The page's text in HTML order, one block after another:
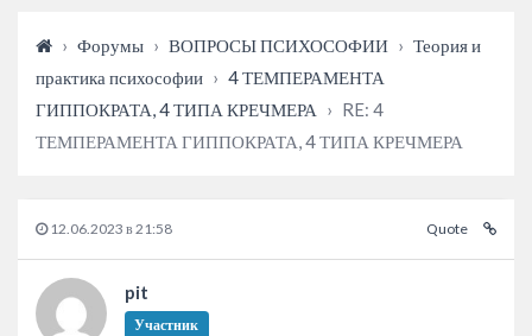
› Форумы › ВОПРОСЫ ПСИХОСОФИИ › Теория и
практика психософии › 4 ТЕМПЕРАМЕНТА
ГИППОКРАТА, 4 ТИПА КРЕЧМЕРА
› RE: 4
ТЕМПЕРАМЕНТА ГИППОКРАТА, 4 ТИПА КРЕЧМЕРА
12.06.2023 в 21:58 Quote
pit
Участник